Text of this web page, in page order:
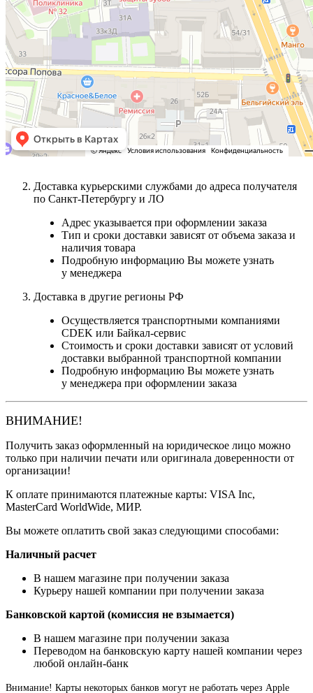
Доставка курьерскими службами до адреса получателя
по Санкт-Петербургу и ЛО
Адрес указывается при оформлении заказа
Тип и сроки доставки зависят от объема заказа и
наличия товара
Подробную информацию Вы можете узнать
у менеджера
Доставка в другие регионы РФ
Осуществляется транспортными компаниями
CDEK или Байкал-сервис
Стоимость и сроки доставки зависят от условий
доставки выбранной транспортной компании
Подробную информацию Вы можете узнать
у менеджера при оформлении заказа
ВНИМАНИЕ!
Получить заказ оформленный на юридическое лицо можно
только при наличии печати или оригинала доверенности от
организации!
К оплате принимаются платежные карты: VISA Inc,
MasterCard WorldWide, МИР.
Вы можете оплатить свой заказ следующими способами:
Наличный расчет
В нашем магазине при получении заказа
Курьеру нашей компании при получении заказа
Банковской картой (комиссия не взымается)
В нашем магазине при получении заказа
Переводом на банковскую карту нашей компании через
любой онлайн-банк
Внимание! Карты некоторых банков могут не работать через Apple